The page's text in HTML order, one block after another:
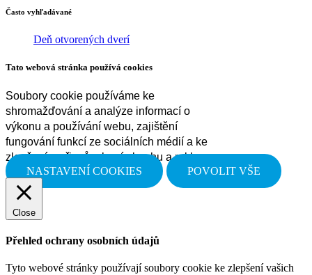
Často vyhľadávané
Deň otvorených dverí
Tato webová stránka používá cookies
Soubory cookie používáme ke
shromažďování a analýze informací o
výkonu a používání webu, zajištění
fungování funkcí ze sociálních médií a ke
zlepšení a přizpůsobení obsahu a reklam.
NASTAVENÍ COOKIES
POVOLIT VŠE
Close
Přehled ochrany osobních údajů
Tyto webové stránky používají soubory cookie ke zlepšení vašich